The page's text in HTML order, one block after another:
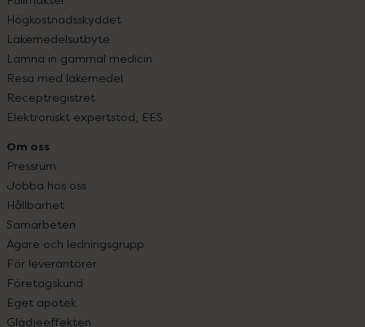
Högkostnadsskyddet
Läkemedelsutbyte
Lämna in gammal medicin
Resa med läkemedel
Receptregistret
Elektroniskt expertstöd, EES
Om oss
Pressrum
Jobba hos oss
Hållbarhet
Samarbeten
Ägare och ledningsgrupp
För leverantörer
Företagskund
Eget apotek
Glädjeeffekten